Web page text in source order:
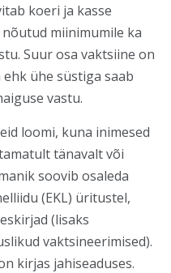
koeri ja kasse
miinimumile ka
Suur osa vaktsiine on
ühe süstiga saab
vastu.
loomi, kuna inimesed
tänavalt või
soovib osaleda
(EKL) üritustel,
(lisaks
vaktsineerimised).
kirjas jahiseaduses.